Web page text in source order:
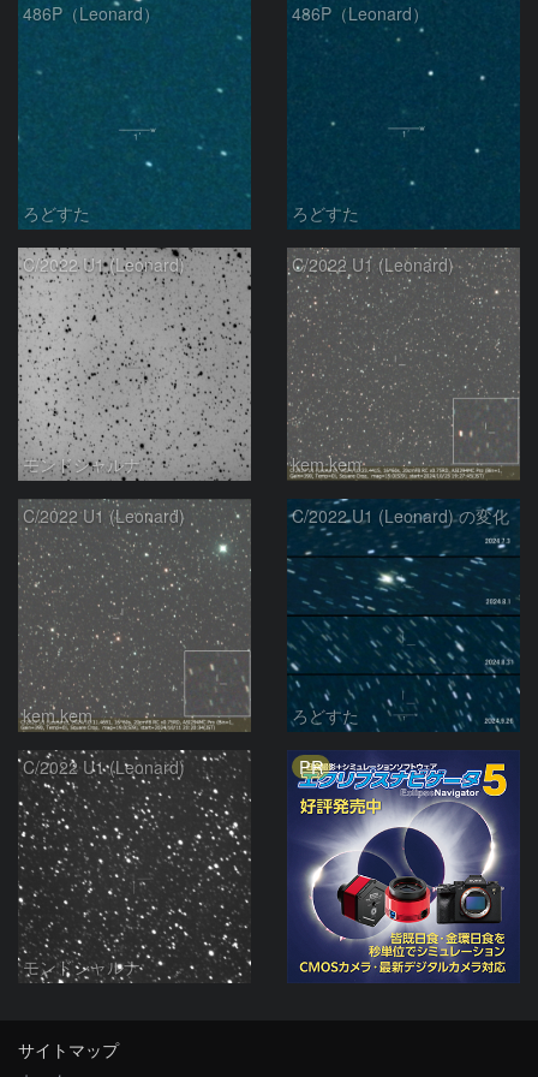
486P（Leonard）
ろどすた
486P（Leonard）
ろどすた
C/2022 U1 (Leonard)
モンドシャルナ
C/2022 U1 (Leonard)
kem.kem
C/2022 U1 (Leonard)
kem.kem
C/2022 U1 (Leonard) の変化
ろどすた
C/2022 U1 (Leonard)
モンドシャルナ
PR
サイトマップ